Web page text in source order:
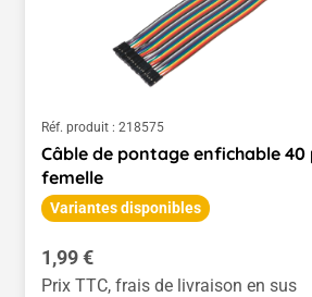
Réf. produit : 218575
Câble de pontage enfichable 40
femelle
Variantes disponibles
Prix régulier :
1,99 €
Prix TTC, frais de livraison en sus